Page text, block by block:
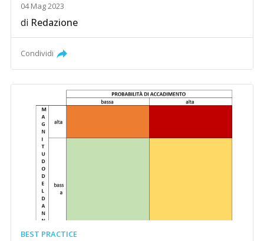
04 Mag 2023
di Redazione
Condividi
BEST PRACTICE